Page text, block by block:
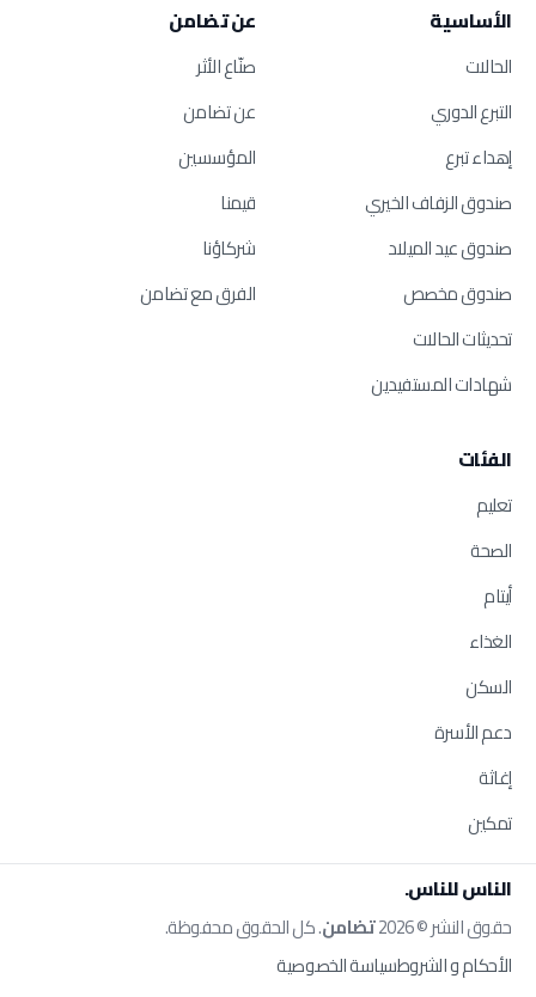
الأساسية
الحالات
التبرع الدوري
إهداء تبرع
صندوق الزفاف الخيري
صندوق عيد الميلاد
صندوق مخصص
تحديثات الحالات
شهادات المستفيدين
عن تضامن
صنّاع الأثر
عن تضامن
المؤسسين
قيمنا
شركاؤنا
الفرق مع تضامن
الفئات
تعليم
الصحة
أيتام
الغذاء
السكن
دعم الأسرة
إغاثة
تمكين
الناس للناس.
حقوق النشر © 2026 تضامن. كل الحقوق محفوظة.
الأحكام و الشروطسياسة الخصوصية